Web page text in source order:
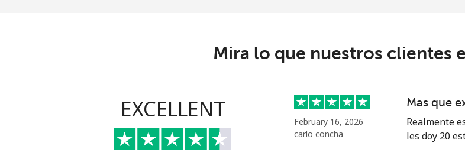
⁦88.5¢⁩ 5 min
Chad
Línea fija
Mira lo que nuestros clientes
EXCELLENT
February 16, 2026
carlo concha
Mas que
Realmente
les doy 20